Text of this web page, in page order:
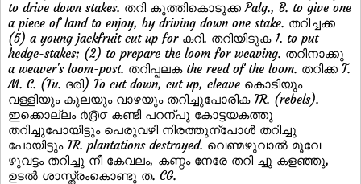
to drive down stakes. തറി കുത്തികൊടുക്ക Palg., B. to give one
a piece of land to enjoy, by driving down one stake. തറിച്ചക്ക
(5) a young jackfruit cut up for കറി. തറിയിടുക 1. to put
hedge-stakes; (2) to prepare the loom for weaving. തറിനാക്കു
a weaver's loom-post. തറിപ്പലക the reed of the loom. തറിക്ക T.
M. C. (Tu. ദരി) To cut down, cut up, cleave കൊടിയും
വള്ളിയും കുലയും വാഴയും തറിച്ചുപോരിക TR. (rebels).
ഇക്കൊല്ലം ൪൫൦ കണ്ടി പറന്പു കോട്ടയകത്തു
തറിച്ചുപോയിട്ടും പെരുവഴി നിരത്തുന്പോള്‍ തറിച്ചു
പോയിട്ടും TR. plantations destroyed. വെണ്മഴുവാല്‍ മൂവേ
ഴുവട്ടം തറിച്ചു നീ കേവലം, കണ്ഠം നേരേ തറി ച്ചു കളഞ്ഞു,
ഉടല്‍ ശാസ്ത്രംകൊണ്ടു ത. CG.